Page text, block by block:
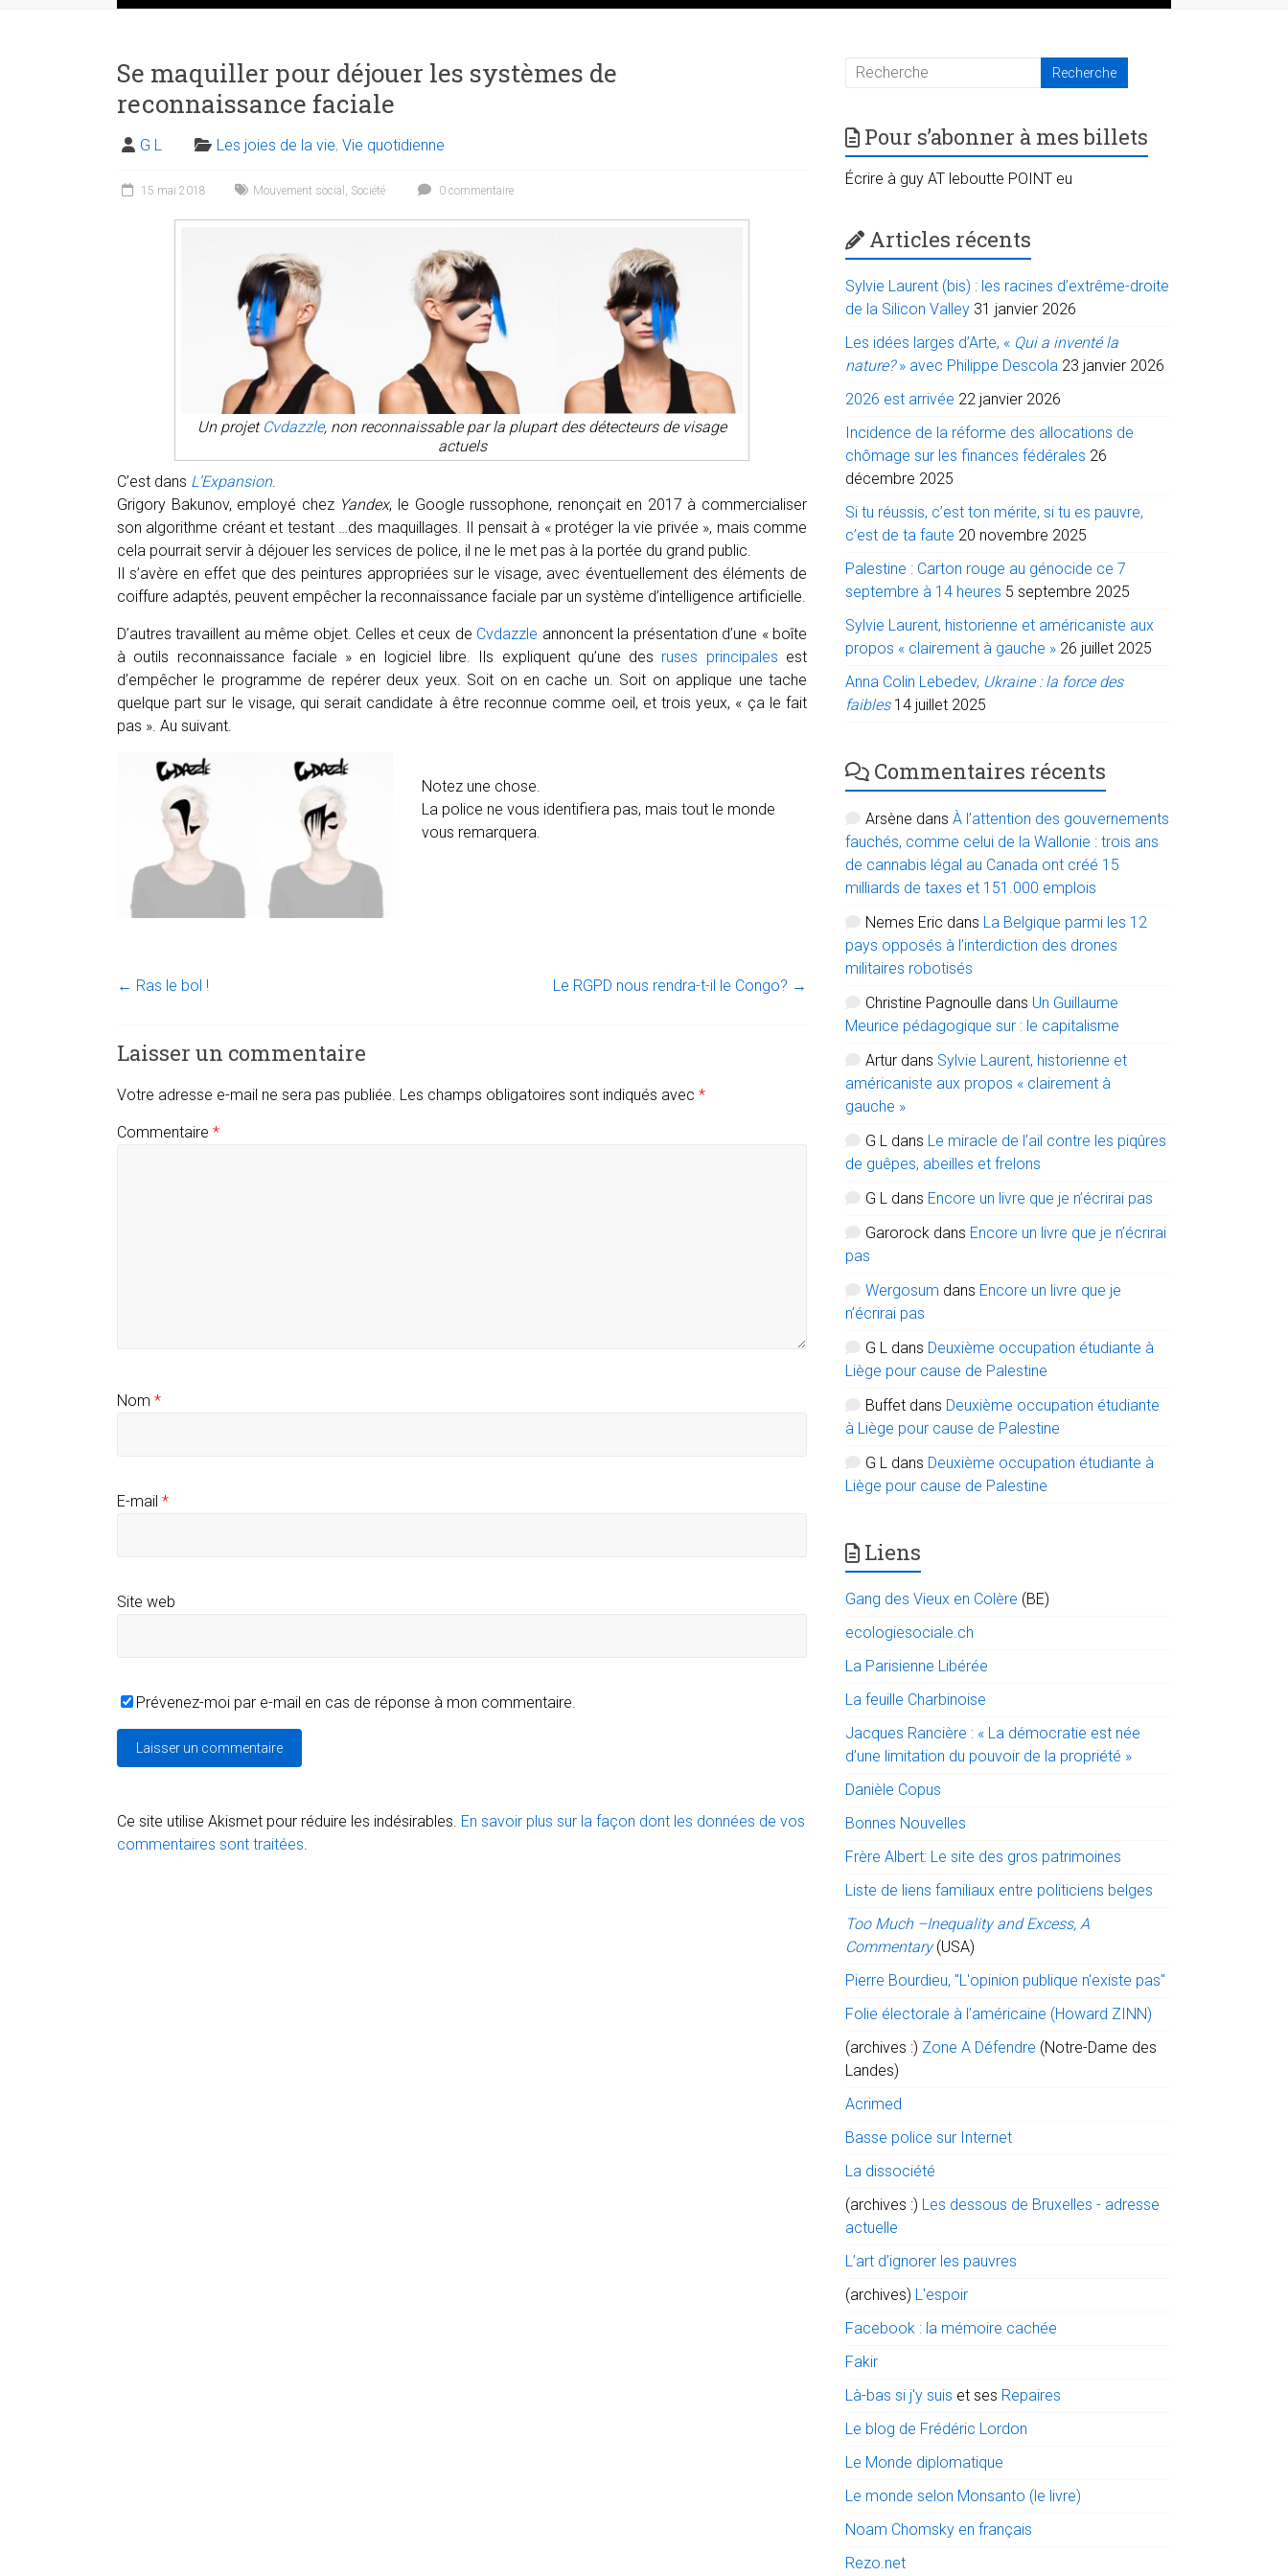
Se maquiller pour déjouer les systèmes de
reconnaissance faciale
G L Les joies de la vie, Vie quotidienne
15 mai 2018 Mouvement social Société 0 commentaire
Un projet Cvdazzle, non reconnaissable par la plupart des détecteurs de visage
actuels
C’est dans L’Expansion.
Grigory Bakunov, employé chez Yandex, le Google russophone, renonçait en 2017 à commercialiser
son algorithme créant et testant …des maquillages. Il pensait à « protéger la vie privée », mais comme
cela pourrait servir à déjouer les services de police, il ne le met pas à la portée du grand public.
Il s’avère en effet que des peintures appropriées sur le visage, avec éventuellement des éléments de
coiffure adaptés, peuvent empêcher la reconnaissance faciale par un système d’intelligence artificielle.
D’autres travaillent au même objet. Celles et ceux de Cvdazzle annoncent la présentation d’une « boîte
à outils reconnaissance faciale » en logiciel libre. Ils expliquent qu’une des ruses principales est
d’empêcher le programme de repérer deux yeux. Soit on en cache un. Soit on applique une tache
quelque part sur le visage, qui serait candidate à être reconnue comme oeil, et trois yeux, « ça le fait
pas ». Au suivant.
Notez une chose.
La police ne vous identifiera pas, mais tout le monde
vous remarquera.
← Ras le bol ! Le RGPD nous rendra-t-il le Congo? →
Laisser un commentaire
Votre adresse e-mail ne sera pas publiée. Les champs obligatoires sont indiqués avec *
Commentaire *
Nom *
E-mail *
Site web
Prévenez-moi par e-mail en cas de réponse à mon commentaire.
Ce site utilise Akismet pour réduire les indésirables. En savoir plus sur la façon dont les données de vos
commentaires sont traitées.
Pour s’abonner à mes billets
Écrire à guy AT leboutte POINT eu
Articles récents
Sylvie Laurent (bis) : les racines d’extrême-droite
de la Silicon Valley 31 janvier 2026
Les idées larges d’Arte, « Qui a inventé la
nature?» avec Philippe Descola 23 janvier 2026
2026 est arrivée 22 janvier 2026
Incidence de la réforme des allocations de
chômage sur les finances fédérales 26
décembre 2025
Si tu réussis, c’est ton mérite, si tu es pauvre,
c’est de ta faute 20 novembre 2025
Palestine : Carton rouge au génocide ce 7
septembre à 14 heures 5 septembre 2025
Sylvie Laurent, historienne et américaniste aux
propos « clairement à gauche » 26 juillet 2025
Anna Colin Lebedev, Ukraine : la force des
faibles 14 juillet 2025
Commentaires récents
Arsène dansÀ l’attention des gouvernements
fauchés, comme celui de la Wallonie : trois ans
de cannabis légal au Canada ont créé 15
milliards de taxes et 151.000 emplois
Nemes Eric dans La Belgique parmi les 12
pays opposés à l’interdiction des drones
militaires robotisés
Christine Pagnoulle dans Un Guillaume
Meurice pédagogique sur : le capitalisme
Artur dans Sylvie Laurent, historienne et
américaniste aux propos « clairement à
gauche »
G L dans Le miracle de l’ail contre les piqûres
de guêpes, abeilles et frelons
G L dans Encore un livre que je n’écrirai pas
Garorock dans Encore un livre que je n’écrirai
pas
Wergosum dans Encore un livre que je
n’écrirai pas
G L dans Deuxième occupation étudiante à
Liège pour cause de Palestine
Buffet dans Deuxième occupation étudiante
à Liège pour cause de Palestine
G L dans Deuxième occupation étudiante à
Liège pour cause de Palestine
Liens
Gang des Vieux en Colère (BE)
ecologiesociale.ch
La Parisienne Libérée
La feuille Charbinoise
Jacques Rancière : « La démocratie est née
d’une limitation du pouvoir de la propriété »
Danièle Copus
Bonnes Nouvelles
Frère Albert: Le site des gros patrimoines
Liste de liens familiaux entre politiciens belges
Too Much –Inequality and Excess, A
Commentary (USA)
Pierre Bourdieu, "L'opinion publique n'existe pas"
Folie électorale à l’américaine (Howard ZINN)
(archives :) Zone A Défendre (Notre-Dame des
Landes)
Acrimed
Basse police sur Internet
La dissociété
(archives :) Les dessous de Bruxelles - adresse
actuelle
L’art d’ignorer les pauvres
(archives) L'espoir
Facebook : la mémoire cachée
Fakir
Là-bas si j'y suis et ses Repaires
Le blog de Frédéric Lordon
Le Monde diplomatique
Le monde selon Monsanto (le livre)
Noam Chomsky en français
Rezo.net